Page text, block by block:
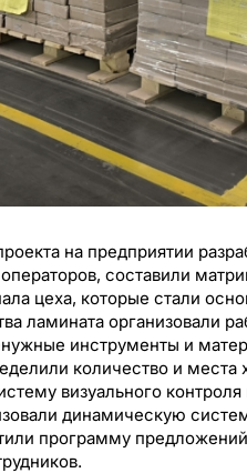
на предприятии
составили
цеха, которые стали
ламината организовали
инструменты и
количество и места
визуального
динамическую
программу